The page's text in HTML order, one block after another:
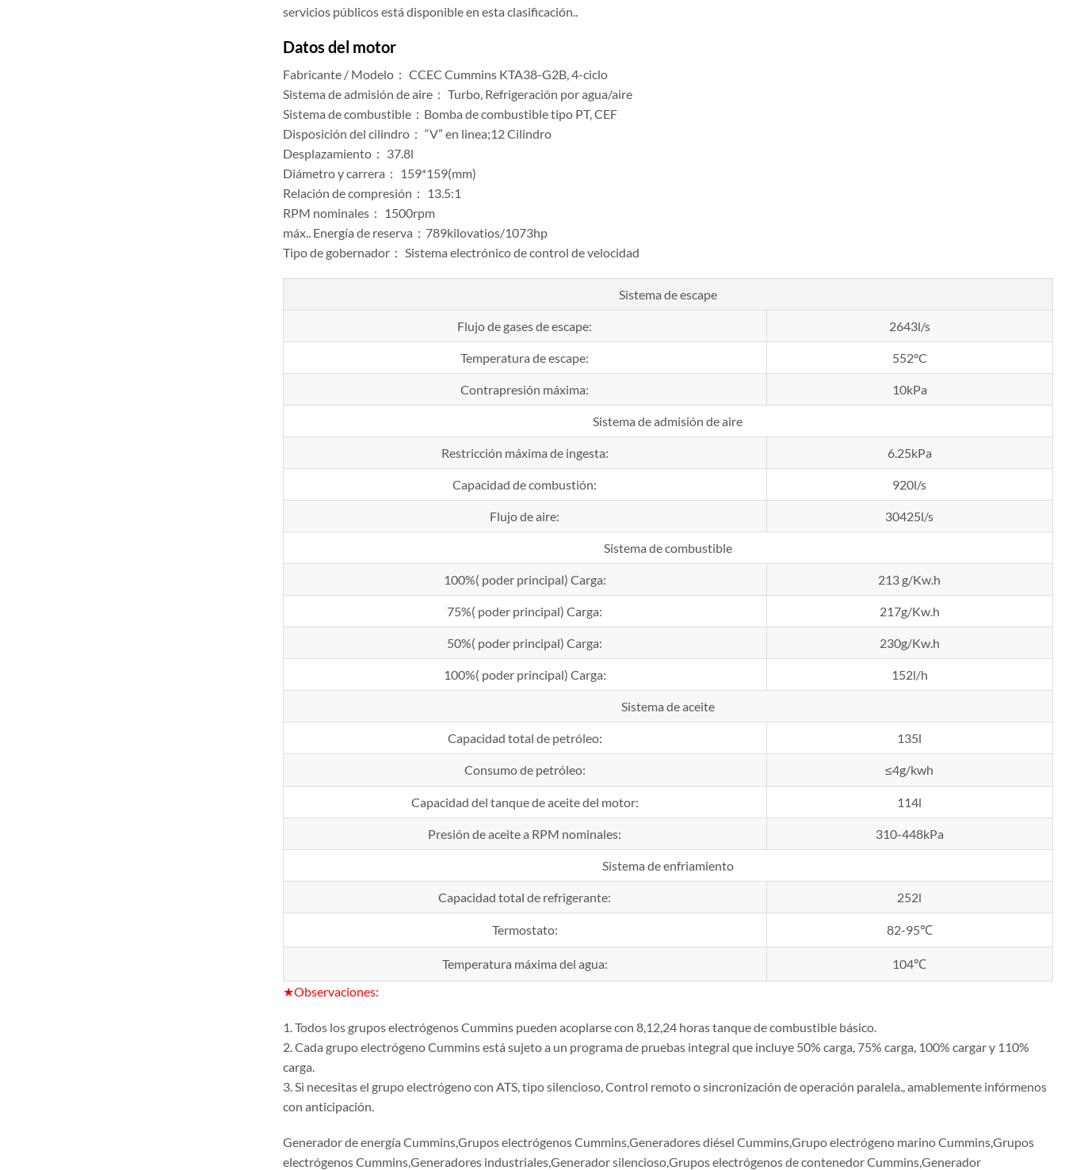
servicios públicos está disponible en esta clasificación..
Datos del motor
Fabricante / Modelo： CCEC Cummins KTA38-G2B, 4-ciclo
Sistema de admisión de aire： Turbo, Refrigeración por agua/aire
Sistema de combustible：Bomba de combustible tipo PT, CEF
Disposición del cilindro： “V” en linea;12 Cilindro
Desplazamiento： 37.8l
Diámetro y carrera： 159*159(mm)
Relación de compresión： 13.5:1
RPM nominales： 1500rpm
máx.. Energía de reserva：789kilovatios/1073hp
Tipo de gobernador： Sistema electrónico de control de velocidad
Sistema de escape
Flujo de gases de escape: 2643l/s
Temperatura de escape: 552°C
Contrapresión máxima: 10kPa
Sistema de admisión de aire
Restricción máxima de ingesta: 6.25kPa
Capacidad de combustión: 920l/s
Flujo de aire: 30425l/s
Sistema de combustible
100%( poder principal) Carga: 213 g/Kw.h
75%( poder principal) Carga: 217g/Kw.h
50%( poder principal) Carga: 230g/Kw.h
100%( poder principal) Carga: 152l/h
Sistema de aceite
Capacidad total de petróleo: 135l
Consumo de petróleo: ≤4g/kwh
Capacidad del tanque de aceite del motor: 114l
Presión de aceite a RPM nominales: 310-448kPa
Sistema de enfriamiento
Capacidad total de refrigerante: 252l
Termostato: 82-95℃
Temperatura máxima del agua:
104℃
★Observaciones:
1. Todos los grupos electrógenos Cummins pueden acoplarse con 8,12,24 horas tanque de combustible básico.
2. Cada grupo electrógeno Cummins está sujeto a un programa de pruebas integral que incluye 50% carga, 75% carga, 100% cargar y 110%
carga.
3. Si necesitas el grupo electrógeno con ATS, tipo silencioso, Control remoto o sincronización de operación paralela., amablemente infórmenos
con anticipación.
Generador de energía Cummins,Grupos electrógenos Cummins,Generadores diésel Cummins,Grupo electrógeno marino Cummins,Grupos
electrógenos Cummins,Generadores industriales,Generador silencioso,Grupos electrógenos de contenedor Cummins,Generador